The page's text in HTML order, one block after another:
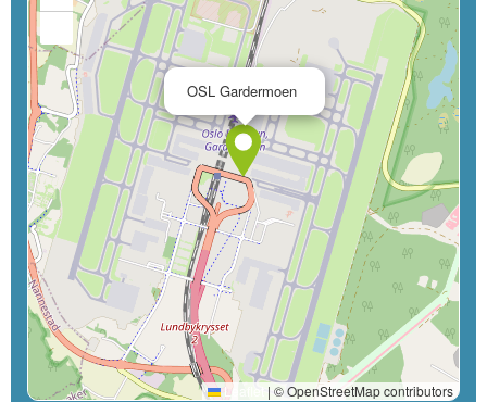
OSL Gardermoen
Leaflet | © OpenStreetMap contributors